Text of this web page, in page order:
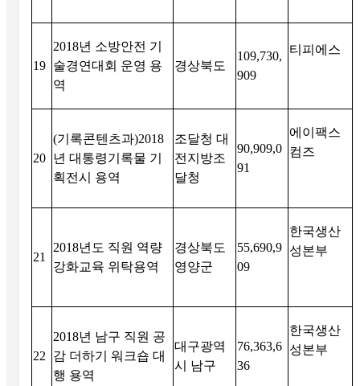
19
2018년 소방안전 기
술경연대회 운영 용
역
경상북도
109,730,
909
티피에스
20
(기록콘텐츠과)2018
년 대통령기록물 기
획전시 용역
조달청 대
전지방조
달청
90,909,0
91
에이팩스
컴즈
21
2018년도 직원 역량
강화교육 위탁용역
경상북도
영양군
55,690,9
09
한국생산
성본부
22
2018년 남구 직원 공
감 더하기 워크숍 대
행 용역
대구광역
시 남구
76,363,6
36
한국생산
성본부